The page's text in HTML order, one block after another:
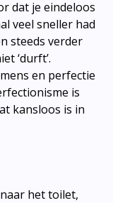
dat je eindeloos
veel sneller had
steeds verder
‘durft’.
en perfectie
is
kansloos is in
het toilet,